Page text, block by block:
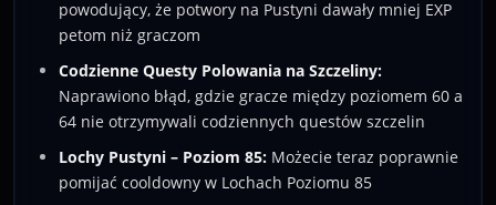
powodujący, że potwory na Pustyni dawały mniej EXP
petom niż graczom
Codzienne Questy Polowania na Szczeliny:
Naprawiono błąd, gdzie gracze między poziomem 60 a
64 nie otrzymywali codziennych questów szczelin
Lochy Pustyni – Poziom 85: Możecie teraz poprawnie
pomijać cooldowny w Lochach Poziomu 85